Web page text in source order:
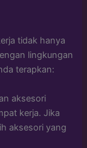
tidak hanya
lingkungan
terapkan:
aksesori
kerja. Jika
aksesori yang